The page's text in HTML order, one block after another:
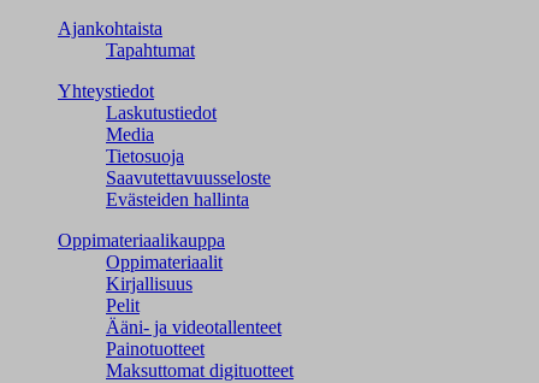
Ajankohtaista
Tapahtumat
Yhteystiedot
Laskutustiedot
Media
Tietosuoja
Saavutettavuusseloste
Evästeiden hallinta
Oppimateriaalikauppa
Oppimateriaalit
Kirjallisuus
Pelit
Ääni- ja videotallenteet
Painotuotteet
Maksuttomat digituotteet